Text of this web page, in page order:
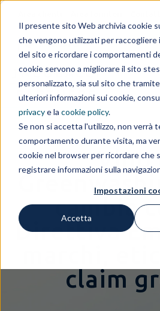
Il presente sito Web archivia cookie
che vengono utilizzati per raccogliere
del sito e ricordare i comportamenti
cookie servono a migliorare il sito
personalizzato, sia sul sito che
ulteriori informazioni sui cookie,
privacye la cookie policy.
Se non si accetta l'utilizzo, non verrà
comportamento durante visita, ma
cookie nel browser per ricordare che
registrare informazioni sulla
Impostazioni
Accetta
IL GRUPPO
Vino
cambia
Direttiva
claim